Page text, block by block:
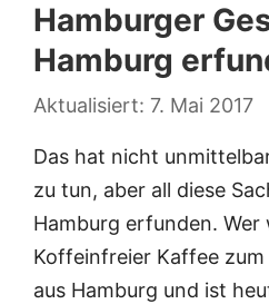
Hamburger
Hamburg
7. Mai 2017
Das hat nicht
zu tun, aber all diese
Hamburg erfunden. Wer
Koffeinfreier Kaffee
aus Hamburg und ist